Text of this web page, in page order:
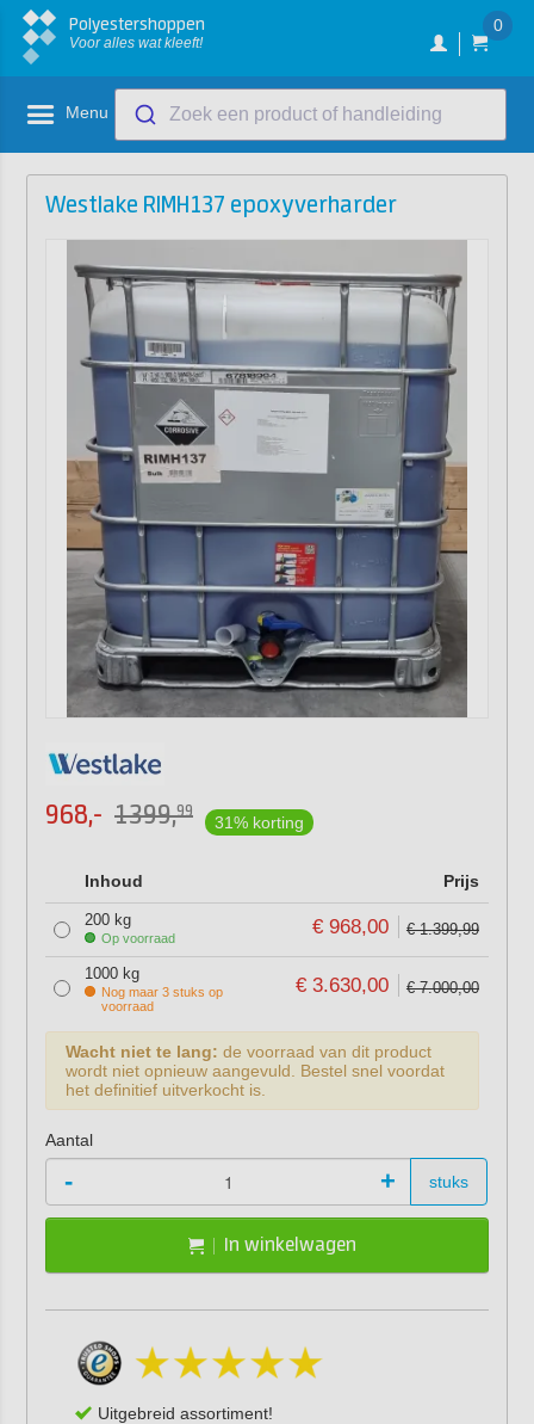
Polyestershoppen
Voor alles wat kleeft!
0
Menu Zoek een product of handleiding
Westlake RIMH137 epoxyverharder
968,- 1399,99
31% korting
Inhoud Prijs
200 kg
Op voorraad € 968,00 € 1.399,99
1000 kg
Nog maar 3 stuks op
voorraad
€ 3.630,00 € 7.000,00
Wacht niet te lang: de voorraad van dit product
wordt niet opnieuw aangevuld. Bestel snel voordat
het definitief uitverkocht is.
Aantal
- + stuks
In winkelwagen
Uitgebreid assortiment!